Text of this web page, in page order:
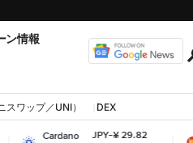
ン情報
ワップ／UNI） DEX
JPY-¥ 29.82
Shiba Inu